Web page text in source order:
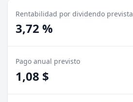
Rentabilidad por dividendo prevista
3,72 %
Pago anual previsto
1,08 $